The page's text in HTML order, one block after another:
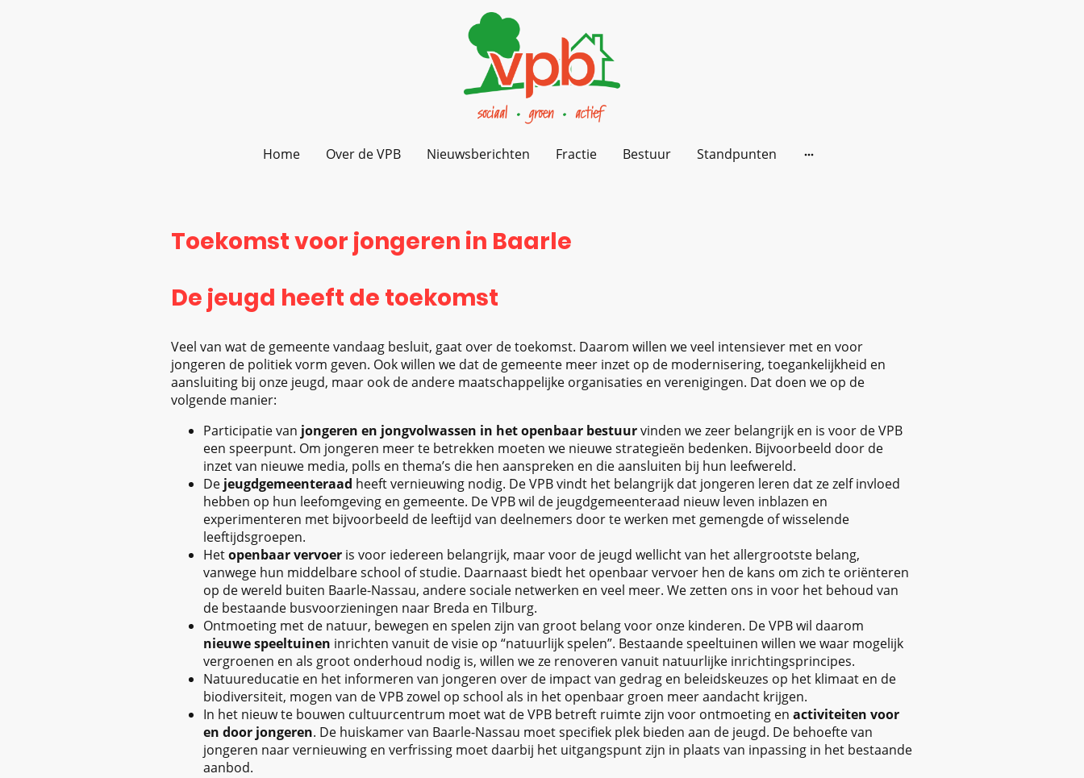
Home Over de VPB Nieuwsberichten Fractie Bestuur Standpunten
Toekomst voor jongeren in Baarle
De jeugd heeft de toekomst
Veel van wat de gemeente vandaag besluit, gaat over de toekomst. Daarom willen we veel intensiever met en voor
jongeren de politiek vorm geven. Ook willen we dat de gemeente meer inzet op de modernisering, toegankelijkheid en
aansluiting bij onze jeugd, maar ook de andere maatschappelijke organisaties en verenigingen. Dat doen we op de
volgende manier:
Participatie van jongeren en jongvolwassen in het openbaar bestuurvinden we zeer belangrijk en is voor de VPB
een speerpunt. Om jongeren meer te betrekken moeten we nieuwe strategieën bedenken. Bijvoorbeeld door de
inzet van nieuwe media, polls en thema’s die hen aanspreken en die aansluiten bij hun leefwereld.
De jeugdgemeenteraad heeft vernieuwing nodig. De VPB vindt het belangrijk dat jongeren leren dat ze zelf invloed
hebben op hun leefomgeving en gemeente. De VPB wil de jeugdgemeenteraad nieuw leven inblazen en
experimenteren met bijvoorbeeld de leeftijd van deelnemers door te werken met gemengde of wisselende
leeftijdsgroepen.
Hetopenbaar vervoer is voor iedereen belangrijk, maar voor de jeugd wellicht van het allergrootste belang,
vanwege hun middelbare school of studie. Daarnaast biedt het openbaar vervoer hen de kans om zich te oriënteren
op de wereld buiten Baarle-Nassau, andere sociale netwerken en veel meer. We zetten ons in voor het behoud van
de bestaande busvoorzieningen naar Breda en Tilburg.
Ontmoeting met de natuur, bewegen en spelen zijn van groot belang voor onze kinderen. De VPB wil daarom
nieuwe speeltuinen inrichten vanuit de visie op “natuurlijk spelen”. Bestaande speeltuinen willen we waar mogelijk
vergroenen en als groot onderhoud nodig is, willen we ze renoveren vanuit natuurlijke inrichtingsprincipes.
Natuureducatie en het informeren van jongeren over de impact van gedrag en beleidskeuzes op het klimaat en de
biodiversiteit, mogen van de VPB zowel op school als in het openbaar groen meer aandacht krijgen.
In het nieuw te bouwen cultuurcentrum moet wat de VPB betreft ruimte zijn voor ontmoeting en activiteiten voor
en door jongeren. De huiskamer van Baarle-Nassau moet specifiek plek bieden aan de jeugd. De behoefte van
jongeren naar vernieuwing en verfrissing moet daarbij het uitgangspunt zijn in plaats van inpassing in het bestaande
aanbod.